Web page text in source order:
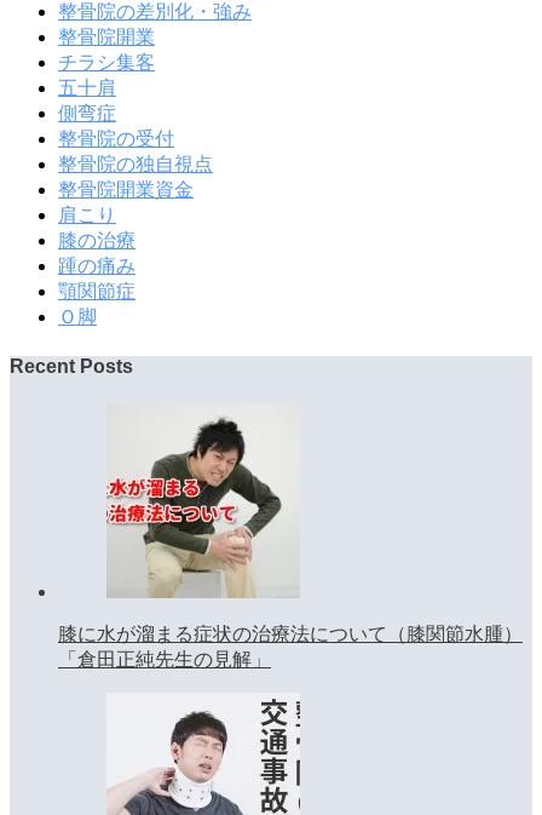
整骨院の差別化・強み
整骨院開業
チラシ集客
五十肩
側弯症
整骨院の受付
整骨院の独自視点
整骨院開業資金
肩こり
膝の治療
踵の痛み
顎関節症
Ｏ脚
Recent Posts
膝に水が溜まる症状の治療法について（膝関節水腫）
「倉田正純先生の見解」